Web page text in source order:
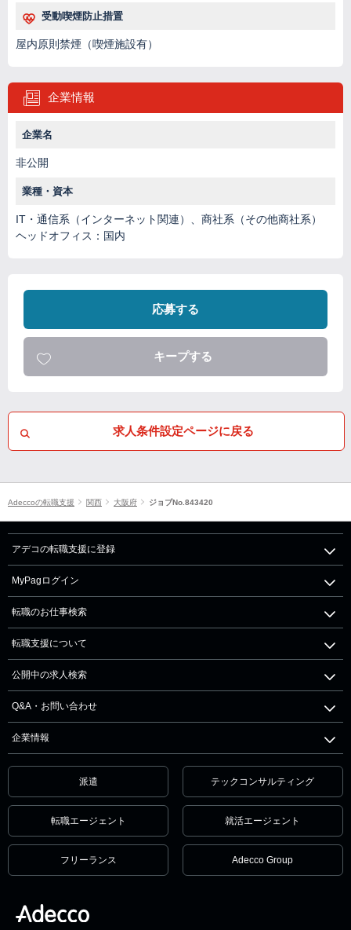
受動喫煙防止措置
屋内原則禁煙（喫煙施設有）
企業情報
企業名
非公開
業種・資本
IT・通信系（インターネット関連）、商社系（その他商社系）
ヘッドオフィス：国内
応募する
キープする
求人条件設定ページに戻る
Adeccoの転職支援 関西 大阪府 ジョブNo.843420
アデコの転職支援に登録
MyPagログイン
転職のお仕事検索
転職支援について
公開中の求人検索
Q&A・お問い合わせ
企業情報
派遣 テックコンサルティング
転職エージェント 就活エージェント
フリーランス Adecco Group